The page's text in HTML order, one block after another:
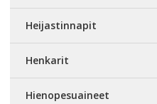
Heijastinnapit
Henkarit
Hienopesuaineet